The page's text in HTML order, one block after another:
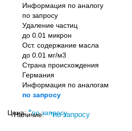
Информация по аналогу
по запросу
Удаление частиц
до 0.01 микрон
Ост. содержание масла
до 0.01 мг/м3
Страна происхождения
Германия
Информация по аналогам
по запросу
Цена: *по запросу
Наличие: *по запросу